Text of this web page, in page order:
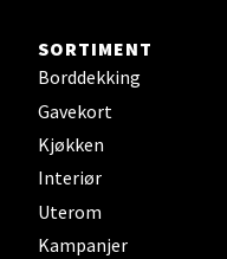
SORTIMENT
Borddekking
Gavekort
Kjøkken
Interiør
Uterom
Kampanjer
5 i butikk
Steinkjer -